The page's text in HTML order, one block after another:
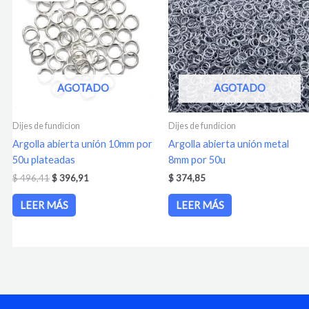
AGOTADO
Dijes de fundicion
Argolla abierta unión 10mm por
50u plateadas
$496,41
era:
$ 496,41.
$396,91
es:
$ 396,91.
LEER MÁS
AGOTADO
Dijes de fundicion
Argolla abierta unión metal
8mm por 50u
$374,85
LEER MÁS